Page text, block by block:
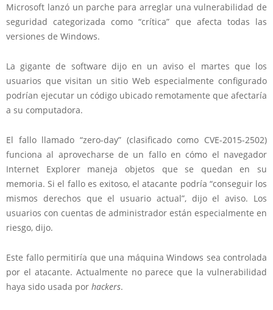
Microsoft lanzó un parche para arreglar una vulnerabilidad de
seguridad categorizada como “crítica” que afecta todas las
versiones de Windows.
La gigante de software dijo en un aviso el martes que los
usuarios que visitan un sitio Web especialmente configurado
podrían ejecutar un código ubicado remotamente que afectaría
a su computadora.
El fallo llamado “zero-day” (clasificado como CVE-2015-2502)
funciona al aprovecharse de un fallo en cómo el navegador
Internet Explorer maneja objetos que se quedan en su
memoria. Si el fallo es exitoso, el atacante podría “conseguir los
mismos derechos que el usuario actual”, dijo el aviso. Los
usuarios con cuentas de administrador están especialmente en
riesgo, dijo.
Este fallo permitiría que una máquina Windows sea controlada
por el atacante. Actualmente no parece que la vulnerabilidad
haya sido usada por hackers.